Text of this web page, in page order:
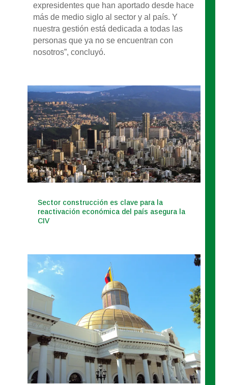
expresidentes que han aportado desde hace
más de medio siglo al sector y al país. Y
nuestra gestión está dedicada a todas las
personas que ya no se encuentran con
nosotros”, concluyó.
Sector construcción es clave para la
reactivación económica del país asegura la
CIV